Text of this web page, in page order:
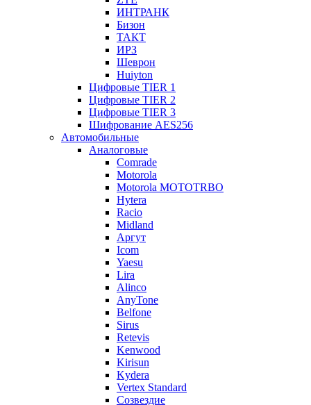
ИНТРАНК
Бизон
ТАКТ
ИРЗ
Шеврон
Huiyton
Цифровые TIER 1
Цифровые TIER 2
Цифровые TIER 3
Шифрование AES256
Автомобильные
Аналоговые
Comrade
Motorola
Motorola MOTOTRBO
Hytera
Racio
Midland
Аргут
Icom
Yaesu
Lira
Alinco
AnyTone
Belfone
Sirus
Retevis
Kenwood
Kirisun
Kydera
Vertex Standard
Созвездие